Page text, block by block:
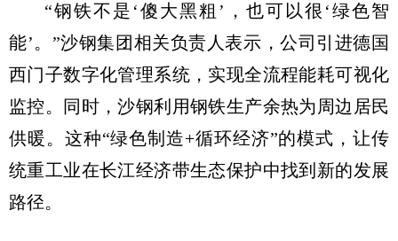
“钢铁不是‘傻大黑粗’，也可以很‘绿色智
能’。”沙钢集团相关负责人表示，公司引进德国
西门子数字化管理系统，实现全流程能耗可视化
监控。同时，沙钢利用钢铁生产余热为周边居民
供暖。这种“绿色制造+循环经济”的模式，让传
统重工业在长江经济带生态保护中找到新的发展
路径。